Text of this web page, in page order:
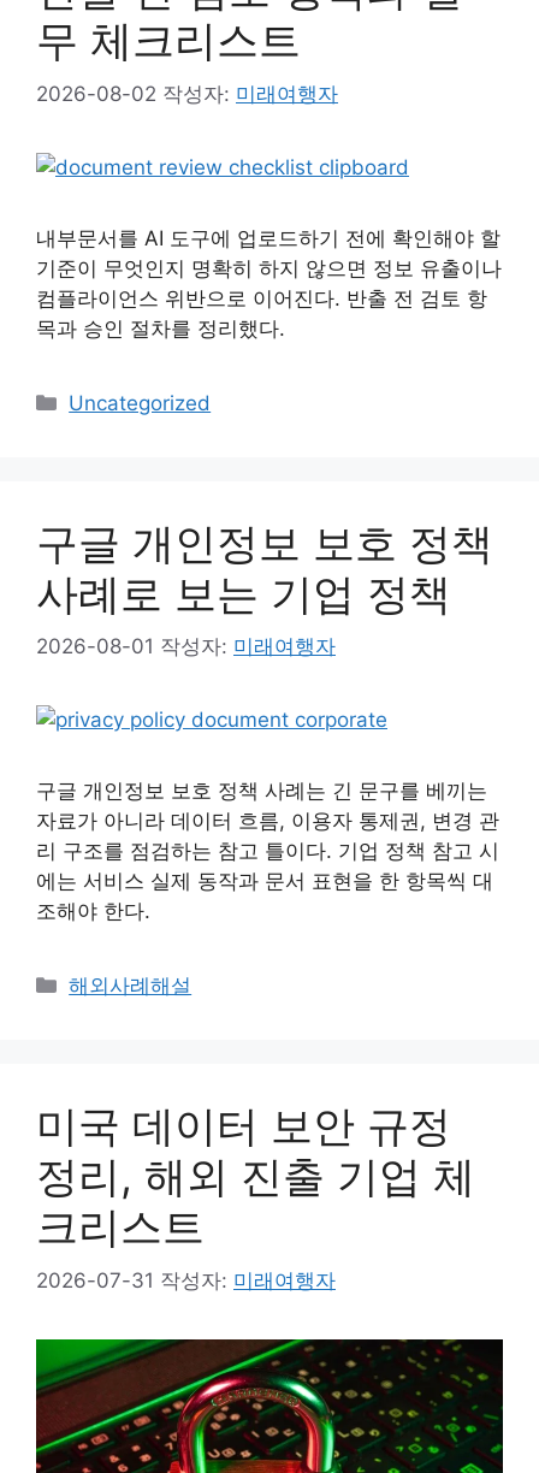
무 체크리스트
2026-08-02 작성자: 미래여행자
내부문서를 AI 도구에 업로드하기 전에 확인해야 할
기준이 무엇인지 명확히 하지 않으면 정보 유출이나
컴플라이언스 위반으로 이어진다. 반출 전 검토 항
목과 승인 절차를 정리했다.
카
Uncategorized
구글 개인정보 보호 정책
사례로 보는 기업 정책
2026-08-01 작성자: 미래여행자
구글 개인정보 보호 정책 사례는 긴 문구를 베끼는
자료가 아니라 데이터 흐름, 이용자 통제권, 변경 관
리 구조를 점검하는 참고 틀이다. 기업 정책 참고 시
에는 서비스 실제 동작과 문서 표현을 한 항목씩 대
조해야 한다.
카
해외사례해설
미국 데이터 보안 규정
정리, 해외 진출 기업 체
크리스트
2026-07-31 작성자: 미래여행자